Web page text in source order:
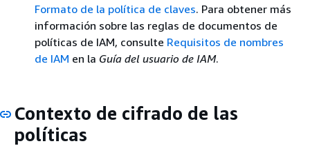
Formato de la política de claves. Para obtener más
información sobre las reglas de documentos de
políticas de IAM, consulte Requisitos de nombres
de IAM en la Guía del usuario de IAM.
Contexto de cifrado de las
políticas